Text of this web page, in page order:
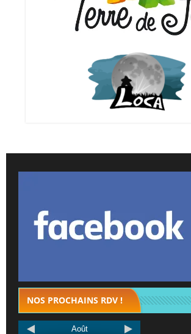
NOS PROCHAINS RDV !
Août